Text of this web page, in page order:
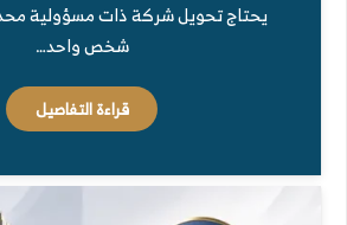
يحتاج تحويل شركة ذات مسؤولية
شخص واحد…
قراءة التفاصيل